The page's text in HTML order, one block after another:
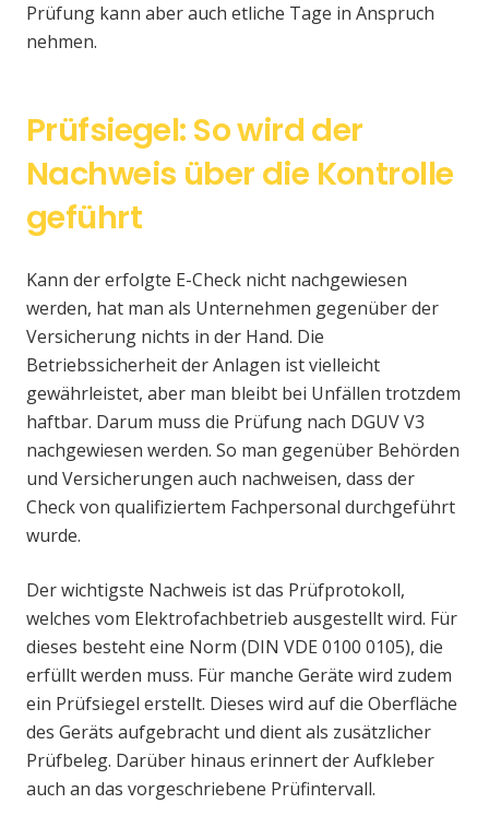
Prüfung kann aber auch etliche Tage in Anspruch
nehmen.
Prüfsiegel: So wird der
Nachweis über die Kontrolle
geführt
Kann der erfolgte E-Check nicht nachgewiesen
werden, hat man als Unternehmen gegenüber der
Versicherung nichts in der Hand. Die
Betriebssicherheit der Anlagen ist vielleicht
gewährleistet, aber man bleibt bei Unfällen trotzdem
haftbar. Darum muss die Prüfung nach DGUV V3
nachgewiesen werden. So man gegenüber Behörden
und Versicherungen auch nachweisen, dass der
Check von qualifiziertem Fachpersonal durchgeführt
wurde.
Der wichtigste Nachweis ist das Prüfprotokoll,
welches vom Elektrofachbetrieb ausgestellt wird. Für
dieses besteht eine Norm (DIN VDE 0100 0105), die
erfüllt werden muss. Für manche Geräte wird zudem
ein Prüfsiegel erstellt. Dieses wird auf die Oberfläche
des Geräts aufgebracht und dient als zusätzlicher
Prüfbeleg. Darüber hinaus erinnert der Aufkleber
auch an das vorgeschriebene Prüfintervall.